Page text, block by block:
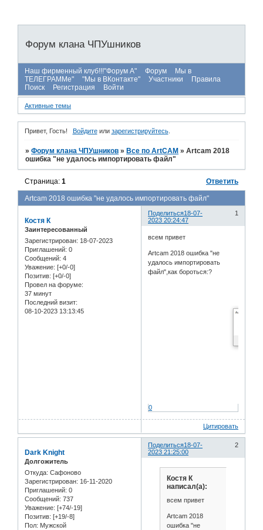
Форум клана ЧПУшников
Наш фирменный клуб!!!"Форум А" Форум
Мы в
ТЕЛЕГРАММе"
"Мы в ВКонтакте" Участники
Правила
Поиск
Регистрация Войти
Активные темы
Привет, Гость! Войдитеили зарегистрируйтесь.
»Форум клана ЧПУшников » Все по ArtCAM »Artcam 2018
ошибка "не удалось импортировать файл"
Artcam 2018 ошибка "не удалось импортировать файл"
Страница:1 Ответить
Поделиться 1
18-07-
2023 20:24:47
Костя К
Заинтересованный
Зарегистрирован: 18-07-2023
Приглашений: 0
Сообщений: 4
Уважение: [+0/-0]
Позитив: [+0/-0]
Провел на форуме:
37 минут
Последний визит:
08-10-2023 13:13:45
всем привет
Artcam 2018 ошибка "не
удалось импортировать
файл",как бороться:?
0
Цитировать
Поделиться 2
18-07-
2023 21:25:00
Dark Knight
Долгожитель
Откуда: Сафоново
Зарегистрирован: 16-11-2020
Приглашений: 0
Сообщений: 737
Уважение: [+74/-19]
Позитив: [+19/-8]
Пол: Мужской
Костя К
написал(а):
всем привет
Artcam 2018
ошибка "не